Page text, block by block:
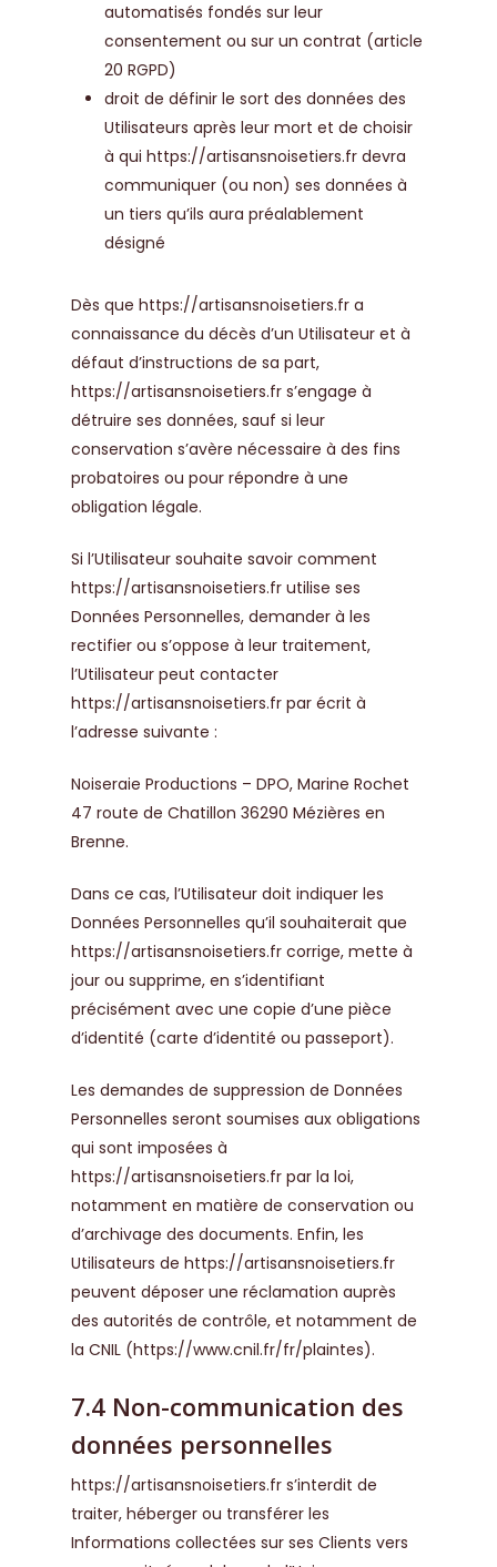
automatisés fondés sur leur
consentement ou sur un contrat (article
20 RGPD)
droit de définir le sort des données des
Utilisateurs après leur mort et de choisir
à qui https://artisansnoisetiers.fr devra
communiquer (ou non) ses données à
un tiers qu’ils aura préalablement
désigné
Dès que https://artisansnoisetiers.fr a
connaissance du décès d’un Utilisateur et à
défaut d’instructions de sa part,
https://artisansnoisetiers.fr s’engage à
détruire ses données, sauf si leur
conservation s’avère nécessaire à des fins
probatoires ou pour répondre à une
obligation légale.
Si l’Utilisateur souhaite savoir comment
https://artisansnoisetiers.fr utilise ses
Données Personnelles, demander à les
rectifier ou s’oppose à leur traitement,
l’Utilisateur peut contacter
https://artisansnoisetiers.fr par écrit à
l’adresse suivante :
Noiseraie Productions – DPO, Marine Rochet
47 route de Chatillon 36290 Mézières en
Brenne.
Dans ce cas, l’Utilisateur doit indiquer les
Données Personnelles qu’il souhaiterait que
https://artisansnoisetiers.fr corrige, mette à
jour ou supprime, en s’identifiant
précisément avec une copie d’une pièce
d’identité (carte d’identité ou passeport).
Les demandes de suppression de Données
Personnelles seront soumises aux obligations
qui sont imposées à
https://artisansnoisetiers.fr par la loi,
notamment en matière de conservation ou
d’archivage des documents. Enfin, les
Utilisateurs de https://artisansnoisetiers.fr
peuvent déposer une réclamation auprès
des autorités de contrôle, et notamment de
la CNIL (https://www.cnil.fr/fr/plaintes).
7.4 Non-communication des
données personnelles
https://artisansnoisetiers.fr s’interdit de
traiter, héberger ou transférer les
Informations collectées sur ses Clients vers